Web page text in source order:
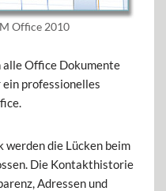
Office 2010
Office Dokumente
ein professionelles
die Lücken beim
Die Kontakthistorie
Adressen und